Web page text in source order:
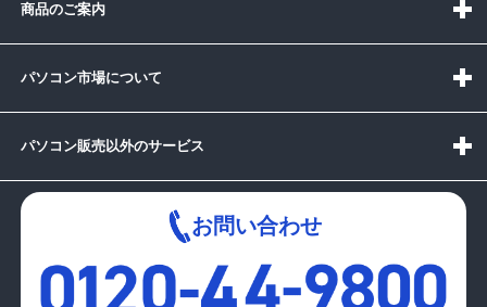
商品のご案内
パソコン市場について
パソコン販売以外のサービス
お問い合わせ